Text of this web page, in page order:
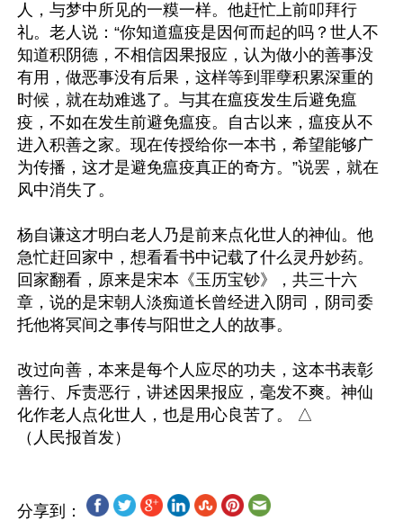
人，与梦中所见的一糢一样。他赶忙上前叩拜行
礼。老人说：“你知道瘟疫是因何而起的吗？世人不
知道积阴德，不相信因果报应，认为做小的善事没
有用，做恶事没有后果，这样等到罪孽积累深重的
时候，就在劫难逃了。与其在瘟疫发生后避免瘟
疫，不如在发生前避免瘟疫。自古以来，瘟疫从不
进入积善之家。现在传授给你一本书，希望能够广
为传播，这才是避免瘟疫真正的奇方。”说罢，就在
风中消失了。
杨自谦这才明白老人乃是前来点化世人的神仙。他
急忙赶回家中，想看看书中记载了什么灵丹妙药。
回家翻看，原来是宋本《玉历宝钞》，共三十六
章，说的是宋朝人淡痴道长曾经进入阴司，阴司委
托他将冥间之事传与阳世之人的故事。
改过向善，本来是每个人应尽的功夫，这本书表彰
善行、斥责恶行，讲述因果报应，毫发不爽。神仙
化作老人点化世人，也是用心良苦了。 △
分享到：